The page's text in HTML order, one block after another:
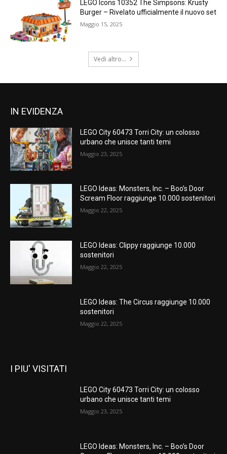
LEGO Icons 10352 The Simpsons: Krusty
Burger – Rivelato ufficialmente il nuovo set
Maggio 15, 2025
Vedi altro...
IN EVIDENZA
LEGO City 60473 Torri City: un colosso
urbano che unisce tanti temi
Maggio 23, 2025
LEGO Ideas: Monsters, Inc. – Boo’s Door
Scream Floor raggiunge 10.000 sostenitori
Maggio 22, 2025
LEGO Ideas: Clippy raggiunge 10.000
sostenitori
Maggio 22, 2025
LEGO Ideas: The Circus raggiunge 10.000
sostenitori
Maggio 22, 2025
I PIU' VISITATI
LEGO City 60473 Torri City: un colosso
urbano che unisce tanti temi
Maggio 23, 2025
LEGO Ideas: Monsters, Inc. – Boo’s Door